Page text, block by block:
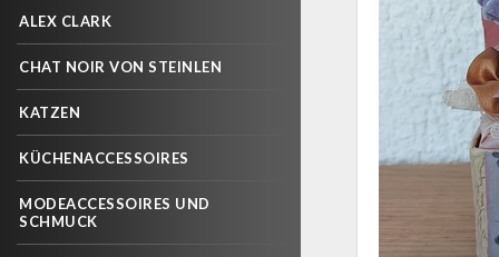
ALEX CLARK
CHAT NOIR VON STEINLEN
KATZEN
KÜCHENACCESSOIRES
MODEACCESSOIRES UND
SCHMUCK